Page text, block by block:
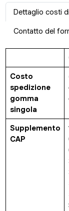
Dettaglio costi
Contatto del
Costo
spedizione
gomma
singola
Supplemento
CAP